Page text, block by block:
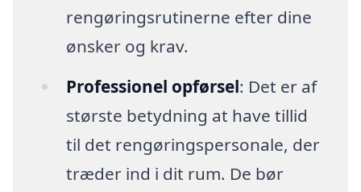
rengøringsrutinerne efter dine
ønsker og krav.
Professionel opførsel: Det er af
største betydning at have tillid
til det rengøringspersonale, der
træder ind i dit rum. De bør